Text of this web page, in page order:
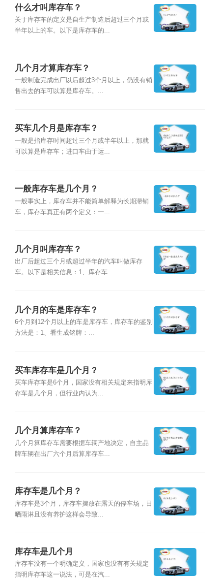
什么才叫库存车？
关于库存车的定义是自生产制造后超过三个月或
半年以上的车。以下是库存车的...
几个月才算库存车？
一般制造完成出厂以后超过3个月以上，仍没有销
售出去的车可以算是库存车。...
买车几个月是库存车？
一般是指库存时间超过三个月或半年以上，那就
可以算是库存车；进口车由于运...
一般库存车是几个月？
一般事实上，库存车并不能简单解释为长期滞销
车，库存车真正有两个定义：一...
几个月叫库存车？
出厂后超过三个月或超过半年的汽车叫做库存
车。以下是相关信息：1、库存车...
几个月的车是库存车？
6个月到12个月以上的车是库存车，库存车的鉴别
方法是：1、看生成铭牌：...
买车库存车是几个月？
买车库存车是6个月，国家没有相关规定来指明库
存车是几个月，但行业内认为...
几个月算库存车？
几个月算库存车需要根据车辆产地决定，自主品
牌车辆在出厂六个月后算库存车...
库存车是几个月？
库存车是3个月，库存车摆放在露天的停车场，日
晒雨淋且没有养护这样会导致...
库存车是几个月
库存车没有一个明确定义，国家也没有有关规定
指明库存车这一说法，可是在汽...